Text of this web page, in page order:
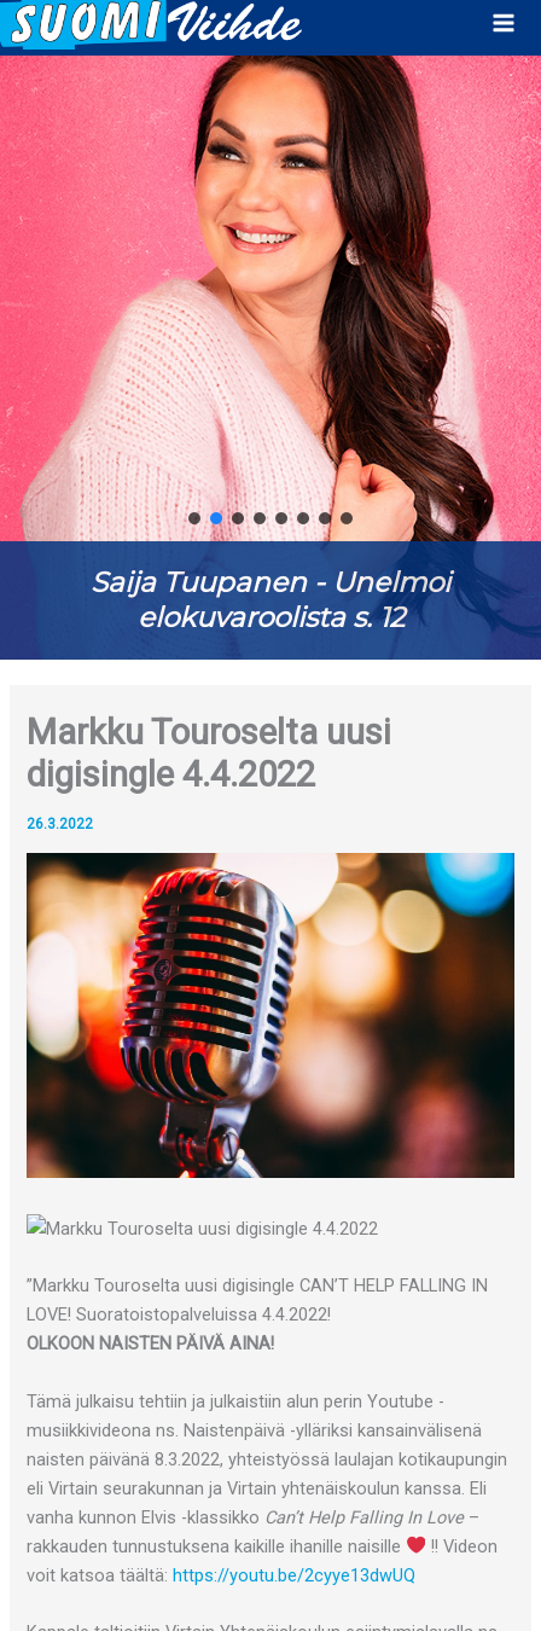
Saija Tuupanen - Unelmoi
elokuvaroolista s. 12
Markku Touroselta uusi
digisingle 4.4.2022
26.3.2022
”Markku Touroselta uusi digisingle CAN’T HELP FALLING IN
LOVE! Suoratoistopalveluissa 4.4.2022!
OLKOON NAISTEN PÄIVÄ AINA!
Tämä julkaisu tehtiin ja julkaistiin alun perin Youtube -
musiikkivideona ns. Naistenpäivä -ylläriksi kansainvälisenä
naisten päivänä 8.3.2022, yhteistyössä laulajan kotikaupungin
eli Virtain seurakunnan ja Virtain yhtenäiskoulun kanssa. Eli
vanha kunnon Elvis -klassikko Can’t Help Falling In Love–
rakkauden tunnustuksena kaikille ihanille naisille
!! Videon
voit katsoa täältä:https://youtu.be/2cyye13dwUQ